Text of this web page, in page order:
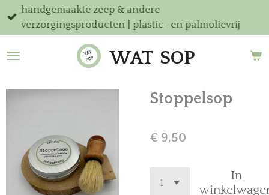
Ga
direct
de
WAT SOP
handgemaakte zeep & andere
verzorgingsproducten | plastic- en palmolievrij
Stoppelsop
€ 9,50
In